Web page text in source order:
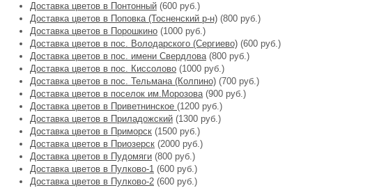
Доставка цветов в Понтонный (600 руб.)
Доставка цветов в Поповка (Тосненский р-н) (800 руб.)
Доставка цветов в Порошкино (1000 руб.)
Доставка цветов в пос. Володарского (Сергиево) (600 руб.)
Доставка цветов в пос. имени Свердлова(800 руб.)
Доставка цветов в пос. Киссолово (1000 руб.)
Доставка цветов в пос. Тельмана (Колпино) (700 руб.)
Доставка цветов в поселок им.Морозова(900 руб.)
Доставка цветов в Приветнинское (1200 руб.)
Доставка цветов в Приладожский (1300 руб.)
Доставка цветов в Приморск (1500 руб.)
Доставка цветов в Приозерск (2000 руб.)
Доставка цветов в Пудомяги (800 руб.)
Доставка цветов в Пулково-1 (600 руб.)
Доставка цветов в Пулково-2 (600 руб.)